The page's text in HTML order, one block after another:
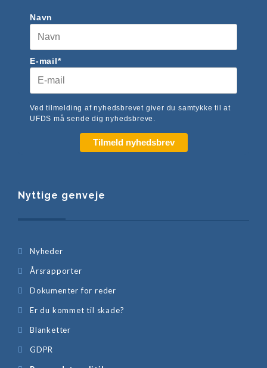
Navn
E-mail*
Ved tilmelding af nyhedsbrevet giver du samtykke til at
UFDS må sende dig nyhedsbreve.
Tilmeld nyhedsbrev
Nyttige genveje
Nyheder
Årsrapporter
Dokumenter for reder
Er du kommet til skade?
Blanketter
GDPR